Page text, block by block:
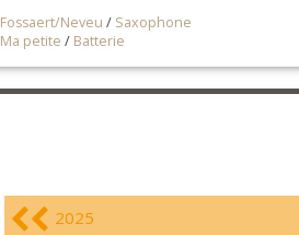
Fossaert/Neveu / Saxophone
Ma petite / Batterie
2025